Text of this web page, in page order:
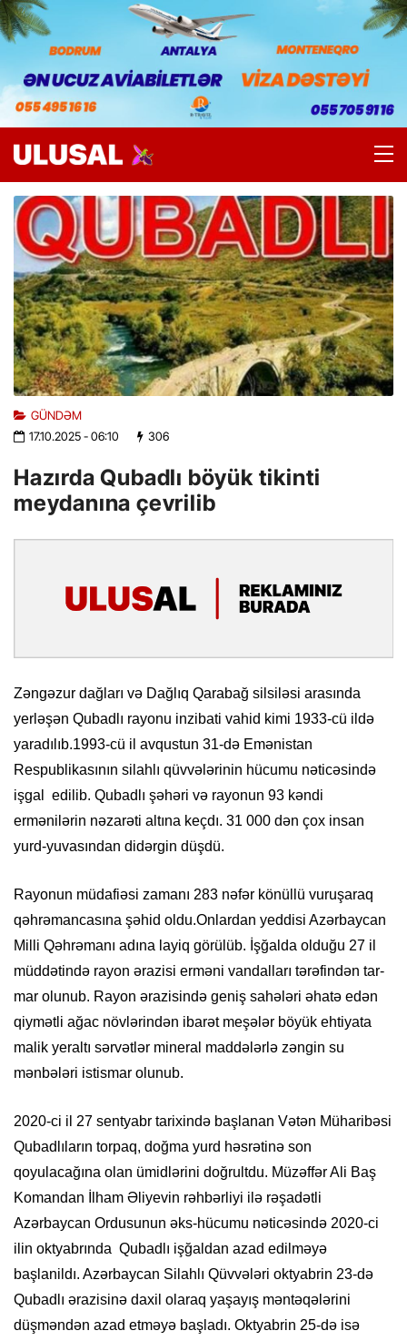
GÜNDƏM
17.10.2025- 06:10 306
Hazırda Qubadlı böyük tikinti
meydanına çevrilib
Zəngəzur dağları və Dağlıq Qarabağ silsiləsi arasında
yerləşən Qubadlı rayonu inzibati vahid kimi 1933-cü ildə
yaradılıb.1993-cü il avqustun 31-də Emənistan
Respublikasının silahlı qüvvələrinin hücumu nəticəsində
işgal edilib. Qubadlı şəhəri və rayonun 93 kəndi
ermənilərin nəzarəti altına keçdı. 31 000 dən çox insan
yurd-yuvasından didərgin düşdü.
Rayonun müdafiəsi zamanı 283 nəfər könüllü vuruşaraq
qəhrəmancasına şəhid oldu.Onlardan yeddisi Azərbaycan
Milli Qəhrəmanı adına layiq görülüb. İşğalda olduğu 27 il
müddətində rayon ərazisi erməni vandalları tərəfindən tar-
mar olunub. Rayon ərazisində geniş sahələri əhatə edən
qiymətli ağac növlərindən ibarət meşələr böyük ehtiyata
malik yeraltı sərvətlər mineral maddələrlə zəngin su
mənbələri istismar olunub.
2020-ci il 27 sentyabr tarixində başlanan Vətən Müharibəsi
Qubadlıların torpaq, doğma yurd həsrətinə son
qoyulacağına olan ümidlərini doğrultdu. Müzəffər Ali Baş
Komandan İlham Əliyevin rəhbərliyi ilə rəşadətli
Azərbaycan Ordusunun əks-hücumu nəticəsində 2020-ci
ilin oktyabrında Qubadlı işğaldan azad edilməyə
başlanildı. Azərbaycan Silahlı Qüvvələri oktyabrin 23-də
Qubadlı ərazisinə daxil olaraq yaşayış məntəqələrini
düşməndən azad etməyə başladı. Oktyabrin 25-də isə